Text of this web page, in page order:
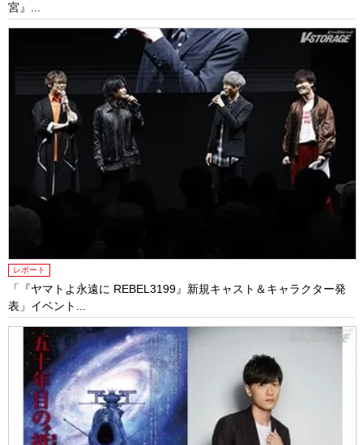
宮』...
レポート
「『ヤマトよ永遠に REBEL3199』新規キャスト＆キャラクター発
表」イベント...